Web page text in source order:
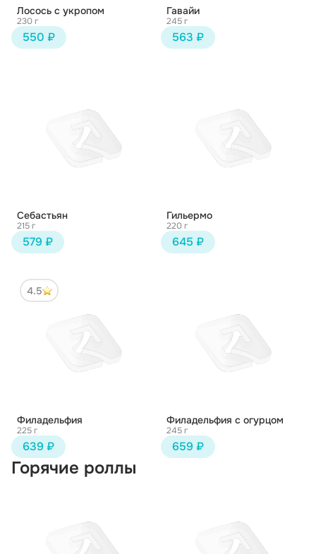
Лосось с укропом
230 г
550 ₽
Гавайи
245 г
563 ₽
Себастьян
215 г
579 ₽
Гильермо
220 г
645 ₽
4.5
Филадельфия
225 г
639 ₽
Филадельфия с огурцом
245 г
659 ₽
Горячие роллы